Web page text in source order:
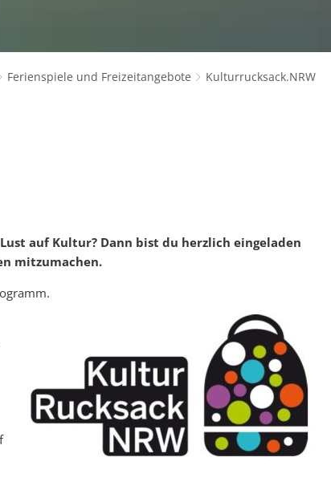
Ferienspiele und Freizeitangebote Kulturrucksack.NRW
auf Kultur? Dann bist du herzlich eingeladen
mitzumachen.